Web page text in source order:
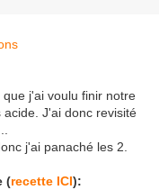
j'ai voulu finir notre
J'ai donc revisité
j'ai panaché les 2.
(recette ICI):